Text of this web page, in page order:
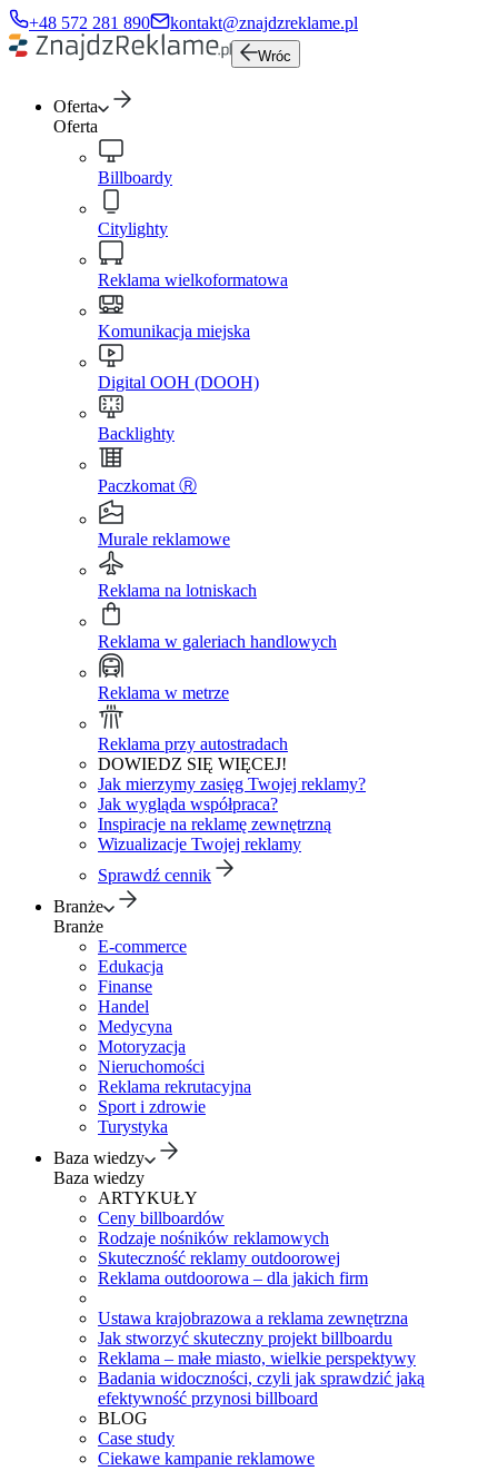
+48 572 281 890 kontakt@znajdzreklame.pl
Wróc
Oferta
Oferta
Billboardy
Citylighty
Reklama wielkoformatowa
Komunikacja miejska
Digital OOH (DOOH)
Backlighty
Paczkomat Ⓡ
Murale reklamowe
Reklama na lotniskach
Reklama w galeriach handlowych
Reklama w metrze
Reklama przy autostradach
DOWIEDZ SIĘ WIĘCEJ!
Jak mierzymy zasięg Twojej reklamy?
Jak wygląda współpraca?
Inspiracje na reklamę zewnętrzną
Wizualizacje Twojej reklamy
Sprawdź cennik
Branże
Branże
E-commerce
Edukacja
Finanse
Handel
Medycyna
Motoryzacja
Nieruchomości
Reklama rekrutacyjna
Sport i zdrowie
Turystyka
Baza wiedzy
Baza wiedzy
ARTYKUŁY
Ceny billboardów
Rodzaje nośników reklamowych
Skuteczność reklamy outdoorowej
Reklama outdoorowa – dla jakich firm
Ustawa krajobrazowa a reklama zewnętrzna
Jak stworzyć skuteczny projekt billboardu
Reklama – małe miasto, wielkie perspektywy
Badania widoczności, czyli jak sprawdzić jaką
efektywność przynosi billboard
BLOG
Case study
Ciekawe kampanie reklamowe